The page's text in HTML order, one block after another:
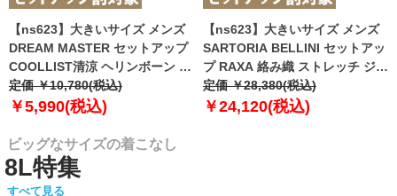
【ns623】大きいサイズ メンズ
DREAM MASTER セットアップ
COOLLIST清涼 ヘリンボーン ス
トレッチ パンツ 軽量 ウォッシャ
ブル スマリラ 春夏新作
定価 ￥10,780(税込)
￥5,990(税込)
【ns623】大きいサイズ メンズ
SARTORIA BELLINI セットアッ
プ RAXA 絡み織 ストレッチ ジャ
ケット 春夏新作 tzjk-33b
【fre】
定価 ￥28,380(税込)
￥24,120(税込)
ビッグなサイズの着こなし
8L特集
すべて見る